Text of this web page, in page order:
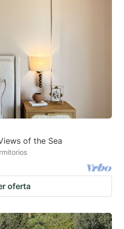
of the Sea
oferta